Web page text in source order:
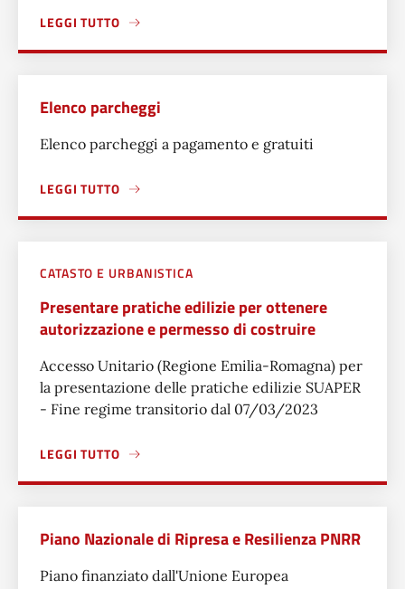
LEGGI TUTTO
A PROPOSITO DI MAPPA DEI LAVORI PUBBLICI
Elenco parcheggi
Elenco parcheggi a pagamento e gratuiti
LEGGI TUTTO
A PROPOSITO DI ELENCO PARCHEGGI
CATASTO E URBANISTICA
Presentare pratiche edilizie per ottenere
autorizzazione e permesso di costruire
Accesso Unitario (Regione Emilia-Romagna) per
la presentazione delle pratiche edilizie SUAPER
- Fine regime transitorio dal 07/03/2023
LEGGI TUTTO
A PROPOSITO DI PRESENTARE PRATICHE EDILIZIE PER
Piano Nazionale di Ripresa e Resilienza PNRR
Piano finanziato dall'Unione Europea